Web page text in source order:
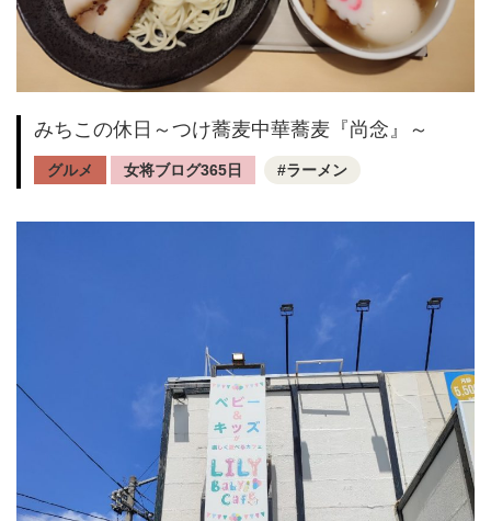
みちこの休日～つけ蕎麦中華蕎麦『尚念』～
グルメ 女将ブログ365日 ラーメン